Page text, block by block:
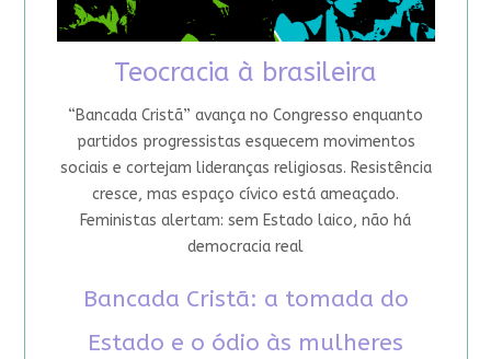
Teocracia à brasileira
“Bancada Cristã” avança no Congresso enquanto
partidos progressistas esquecem movimentos
sociais e cortejam lideranças religiosas. Resistência
cresce, mas espaço cívico está ameaçado.
Feministas alertam: sem Estado laico, não há
democracia real
Bancada Cristã: a tomada do
Estado e o ódio às mulheres